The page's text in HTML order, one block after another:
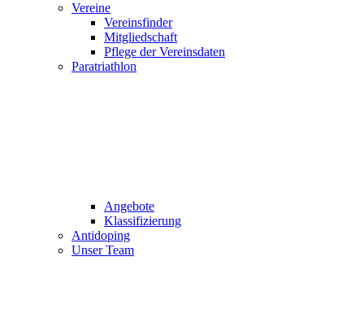
Vereine
Vereinsfinder
Mitgliedschaft
Pflege der Vereinsdaten
Paratriathlon
Angebote
Klassifizierung
Antidoping
Unser Team